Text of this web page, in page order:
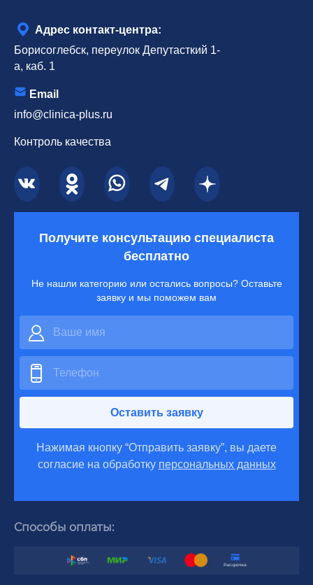
Адрес контакт-центра:
Борисоглебск, переулок Депутасткий 1-
а, каб. 1
Email
info@clinica-plus.ru
Контроль качества
Способы оплаты:
Получите консультацию специалиста
бесплатно
Не нашли категорию или остались вопросы? Оставьте
заявку и мы поможем вам
Оставить заявку
Нажимая кнопку “Отправить заявку”, вы даете
согласие на обработку персональных данных